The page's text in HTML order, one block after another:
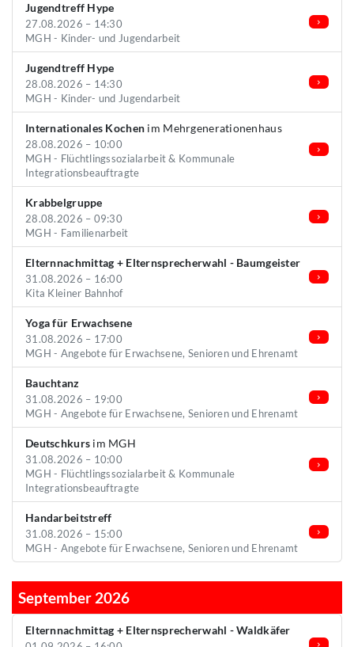
Jugendtreff Hype
27.08.2026 – 14:30
MGH - Kinder- und Jugendarbeit
Jugendtreff Hype
28.08.2026 – 14:30
MGH - Kinder- und Jugendarbeit
Internationales Kochen im Mehrgenerationenhaus
28.08.2026 – 10:00
MGH - Flüchtlingssozialarbeit & Kommunale
Integrationsbeauftragte
Krabbelgruppe
28.08.2026 – 09:30
MGH - Familienarbeit
Elternnachmittag + Elternsprecherwahl - Baumgeister
31.08.2026 – 16:00
Kita Kleiner Bahnhof
Yoga für Erwachsene
31.08.2026 – 17:00
MGH - Angebote für Erwachsene, Senioren und Ehrenamt
Bauchtanz
31.08.2026 – 19:00
MGH - Angebote für Erwachsene, Senioren und Ehrenamt
Deutschkurs im MGH
31.08.2026 – 10:00
MGH - Flüchtlingssozialarbeit & Kommunale
Integrationsbeauftragte
Handarbeitstreff
31.08.2026 – 15:00
MGH - Angebote für Erwachsene, Senioren und Ehrenamt
September 2026
Elternnachmittag + Elternsprecherwahl - Waldkäfer